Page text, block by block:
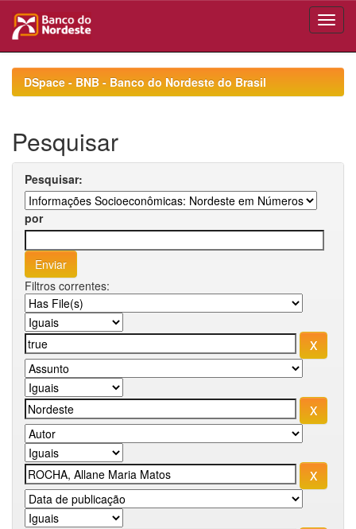
navigationDSpace - BNB - Banco do Nordeste do Brasil
Pesquisar
Pesquisar:
por
Filtros correntes: